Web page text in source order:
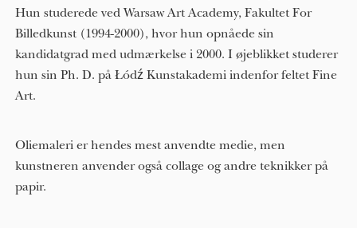
Hun studerede ved Warsaw Art Academy, Fakultet For
Billedkunst (1994-2000), hvor hun opnåede sin
kandidatgrad med udmærkelse i 2000. I øjeblikket studerer
hun sin Ph. D. på Łódź Kunstakademi indenfor feltet Fine
Art.
Oliemaleri er hendes mest anvendte medie, men
kunstneren anvender også collage og andre teknikker på
papir.